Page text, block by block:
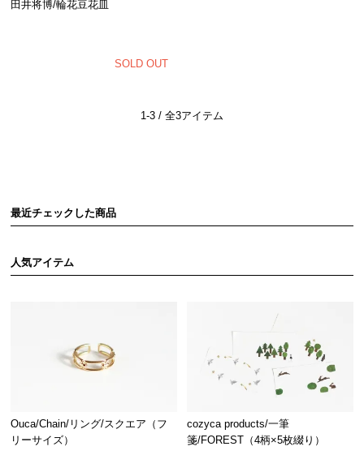
田井将博/輪花豆花皿
SOLD OUT
1-3 / 全3アイテム
最近チェックした商品
人気アイテム
Ouca/Chain/リング/スクエア（フ
リーサイズ）
cozyca products/一筆
箋/FOREST（4柄×5枚綴り）